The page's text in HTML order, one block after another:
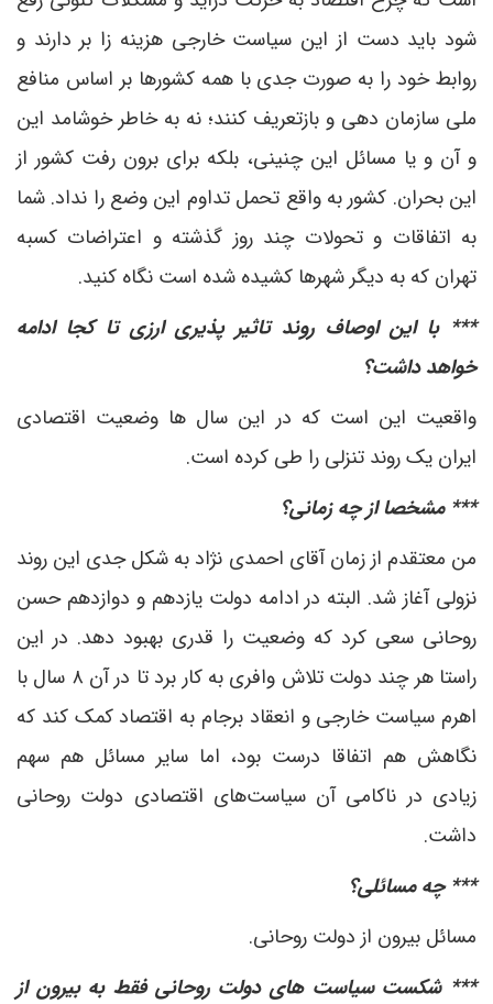
شود باید دست از این سیاست خارجی هزینه زا بر دارند و
روابط خود را به صورت جدی با همه کشورها بر اساس منافع
ملی سازمان دهی و بازتعریف کنند؛ نه به خاطر خوشامد این
و آن و یا مسائل این چنینی، بلکه برای برون رفت کشور از
این بحران. کشور به واقع تحمل تداوم این وضع را نداد. شما
به اتفاقات و تحولات چند روز گذشته و اعتراضات کسبه
تهران که به دیگر شهرها کشیده شده است نگاه کنید.
*** با این اوصاف روند تاثیر پذیری ارزی تا کجا ادامه
خواهد داشت؟
واقعیت این است که در این سال ها وضعیت اقتصادی
ایران یک روند تنزلی را طی کرده است.
*** مشخصا از چه زمانی؟
من معتقدم از زمان آقای احمدی نژاد به شکل جدی این روند
نزولی آغاز شد. البته در ادامه دولت یازدهم و دوازدهم حسن
روحانی سعی کرد که وضعیت را قدری بهبود دهد. در این
راستا هر چند دولت تلاش وافری به کار برد تا در آن ۸ سال با
اهرم سیاست خارجی و انعقاد برجام به اقتصاد کمک کند که
نگاهش هم اتفاقا درست بود، اما سایر مسائل هم سهم
زیادی در ناکامی آن سیاست‌های اقتصادی دولت روحانی
داشت.
*** چه مسائلی؟
مسائل بیرون از دولت روحانی.
*** شکست سیاست های دولت روحانی فقط به بیرون از